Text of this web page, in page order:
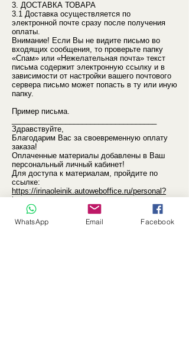
3. ДОСТАВКА ТОВАРА
3.1 Доставка осуществляется по
электронной почте сразу после получения
оплаты.
Внимание! Если Вы не видите письмо во
входящих сообщения, то проверьте папку
«Спам» или «Нежелательная почта» текст
письма содержит электронную ссылку и в
зависимости от настройки вашего почтового
сервера письмо может попасть в ту или иную
папку.
Пример письма.
Здравствуйте,
Благодарим Вас за своевременную оплату
заказа!
Оплаченные материалы добавлены в Ваш
персональный личный кабинет!
Для доступа к материалам, пройдите по
ссылке:
https://irinaoleinik.autoweboffice.ru/personal?
lg=ru
Ваш логин: ******
Ваш пароль: ******
По всем возникающим вопросам,
WhatsApp Email Facebook